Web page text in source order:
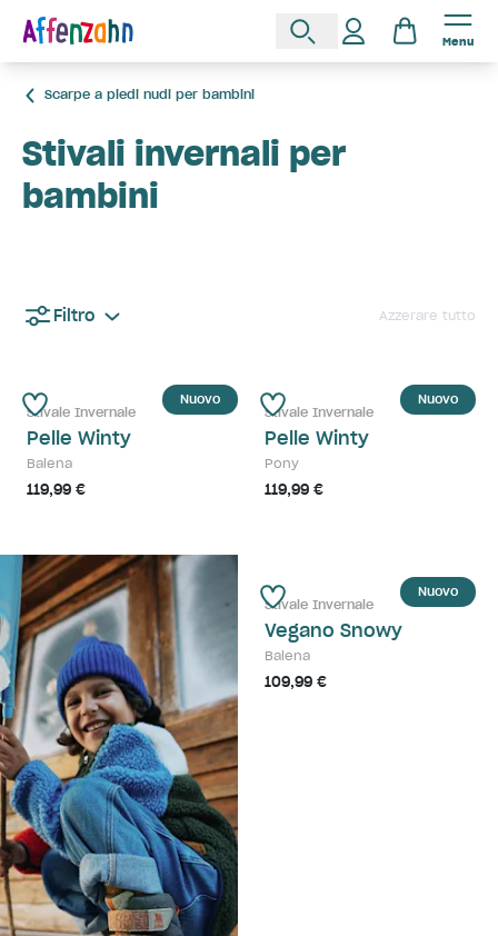
Menu
Scarpe a piedi nudi per bambini
Stivali invernali per
bambini
Filtro Azzerare tutto
Nuovo
Stivale Invernale
Pelle Winty
Balena
119,99 €
Nuovo
Stivale Invernale
Pelle Winty
Pony
119,99 €
Nuovo
Stivale Invernale
Vegano Snowy
Balena
109,99 €